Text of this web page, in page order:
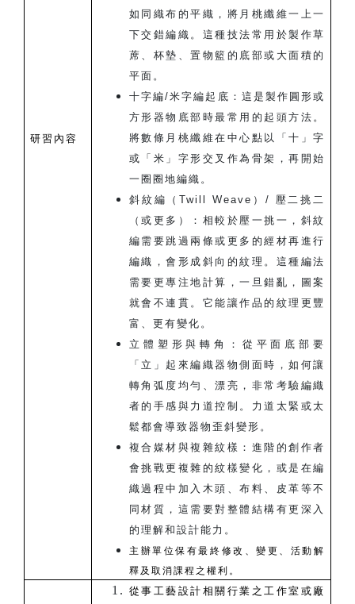
研習內容
如同織布的平織，將月桃纖維一上一
下交錯編織。這種技法常用於製作草
蓆、杯墊、置物籃的底部或大面積的
平面。
十字編/米字編起底：這是製作圓形或
方形器物底部時最常用的起頭方法。
將數條月桃纖維在中心點以「十」字
或「米」字形交叉作為骨架，再開始
一圈圈地編織。
斜紋編（Twill Weave）/ 壓二挑二
（或更多）：相較於壓一挑一，斜紋
編需要跳過兩條或更多的經材再進行
編織，會形成斜向的紋理。這種編法
需要更專注地計算，一旦錯亂，圖案
就會不連貫。它能讓作品的紋理更豐
富、更有變化。
立體塑形與轉角：從平面底部要
「立」起來編織器物側面時，如何讓
轉角弧度均勻、漂亮，非常考驗編織
者的手感與力道控制。力道太緊或太
鬆都會導致器物歪斜變形。
複合媒材與複雜紋樣：進階的創作者
會挑戰更複雜的紋樣變化，或是在編
織過程中加入木頭、布料、皮革等不
同材質，這需要對整體結構有更深入
的理解和設計能力。
主辦單位保有最終修改、變更、活動解
釋及取消課程之權利。
從事工藝設計相關行業之工作室或廠